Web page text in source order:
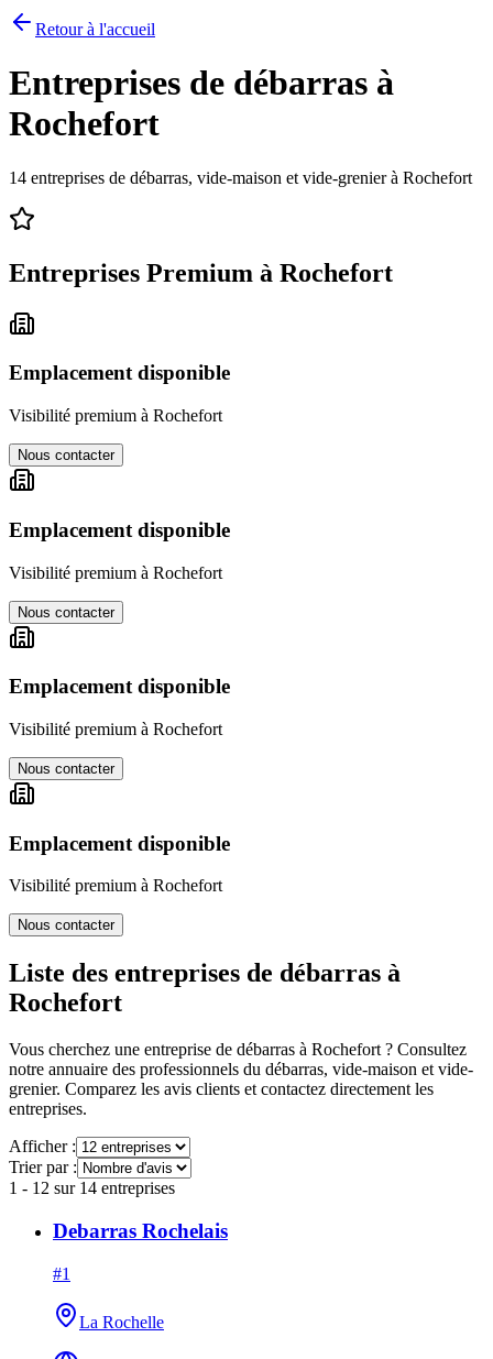
Retour à l'accueil
Entreprises de débarras à
Rochefort
14 entreprises de débarras, vide-maison et vide-grenier à Rochefort
Entreprises Premium à Rochefort
Emplacement disponible
Visibilité premium à Rochefort
Nous contacter
Emplacement disponible
Visibilité premium à Rochefort
Nous contacter
Emplacement disponible
Visibilité premium à Rochefort
Nous contacter
Emplacement disponible
Visibilité premium à Rochefort
Nous contacter
Liste des entreprises de débarras à
Rochefort
Vous cherchez une entreprise de débarras à Rochefort ? Consultez
notre annuaire des professionnels du débarras, vide-maison et vide-
grenier. Comparez les avis clients et contactez directement les
entreprises.
Afficher :
Trier par :
1 - 12 sur 14 entreprises
Debarras Rochelais
#1
La Rochelle